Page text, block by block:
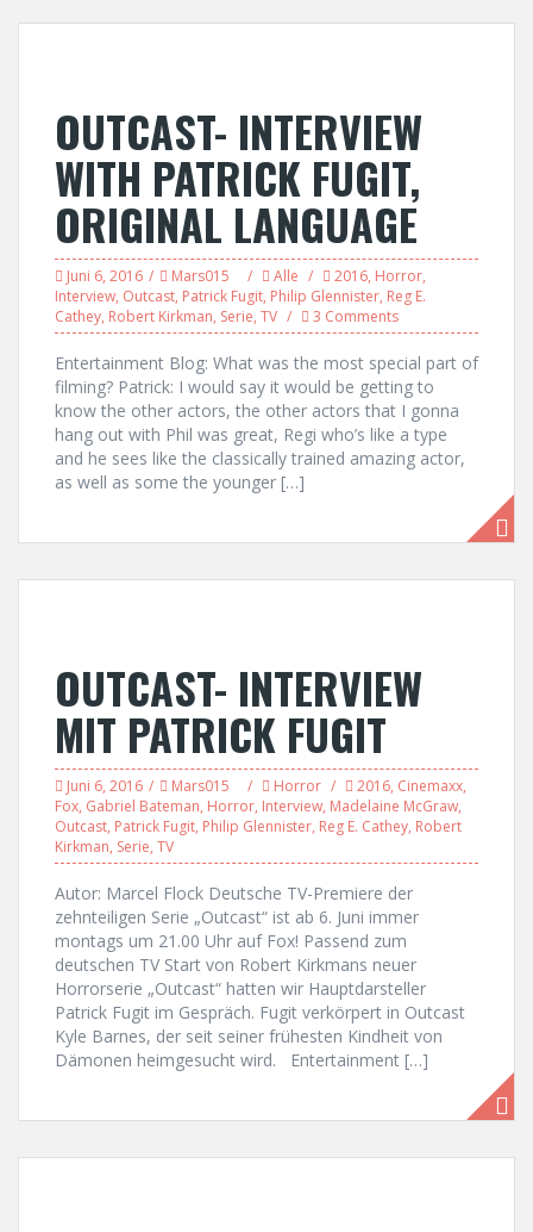
OUTCAST- INTERVIEW
WITH PATRICK FUGIT,
ORIGINAL LANGUAGE
Juni 6, 2016 Mars015 Alle 2016, Horror,
Interview, Outcast, Patrick Fugit, Philip Glennister, Reg E.
Cathey, Robert Kirkman, Serie, TV 3 Comments
Entertainment Blog: What was the most special part of
filming? Patrick: I would say it would be getting to
know the other actors, the other actors that I gonna
hang out with Phil was great, Regi who’s like a type
and he sees like the classically trained amazing actor,
as well as some the younger […]
OUTCAST- INTERVIEW
MIT PATRICK FUGIT
Juni 6, 2016 Mars015 Horror 2016, Cinemaxx,
Fox, Gabriel Bateman, Horror, Interview, Madelaine McGraw,
Outcast, Patrick Fugit, Philip Glennister, Reg E. Cathey, Robert
Kirkman, Serie, TV
Autor: Marcel Flock Deutsche TV-Premiere der
zehnteiligen Serie „Outcast“ ist ab 6. Juni immer
montags um 21.00 Uhr auf Fox! Passend zum
deutschen TV Start von Robert Kirkmans neuer
Horrorserie „Outcast“ hatten wir Hauptdarsteller
Patrick Fugit im Gespräch. Fugit verkörpert in Outcast
Kyle Barnes, der seit seiner frühesten Kindheit von
Dämonen heimgesucht wird. Entertainment […]